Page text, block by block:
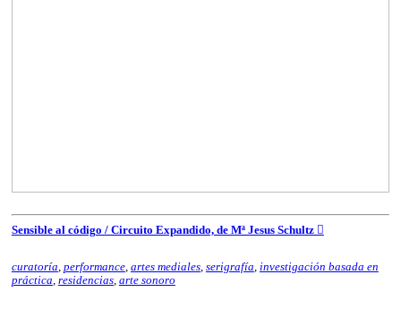
Sensible al código / Circuito Expandido, de Mª Jesus Schultz ︎︎︎
curatoría performance, artes mediales, serigrafía investigación basada en
práctica residencias, arte sonoro